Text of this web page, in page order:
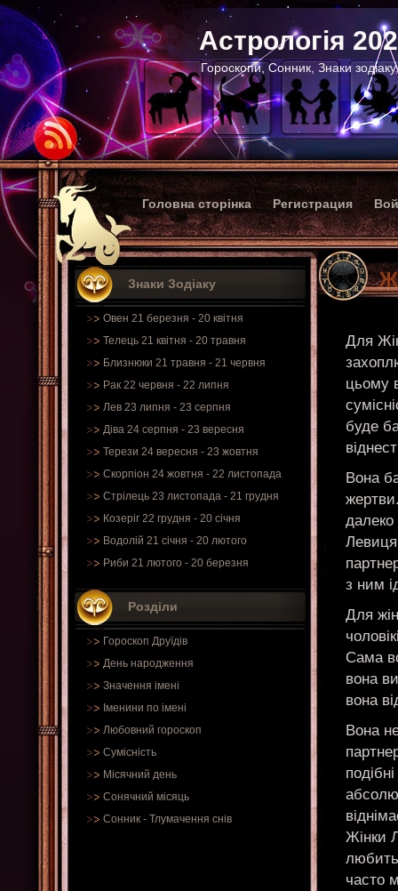
Астрологія
Гороскопи, Сонник, Знаки
Головна сторінка Регистрация
Знаки Зодіаку
Овен 21 березня - 20 квітня
Телець 21 квітня - 20 травня
Близнюки 21 травня - 21 червня
Рак 22 червня - 22 липня
Лев 23 липня - 23 серпня
Діва 24 серпня - 23 вересня
Терези 24 вересня - 23 жовтня
Скорпіон 24 жовтня - 22 листопада
Стрілець 23 листопада - 21 грудня
Козеріг 22 грудня - 20 січня
Водолій 21 січня - 20 лютого
Риби 21 лютого - 20 березня
Розділи
Гороскоп Друїдів
День народження
Значення імені
Іменини по імені
Любовний гороскоп
Сумісність
Місячний день
Сонячний місяць
Сонник - Тлумачення снів
Для
цьому
буде
Вона
з ним
Для
Сама
вона
вона
Вона
Жінки
любить
часто